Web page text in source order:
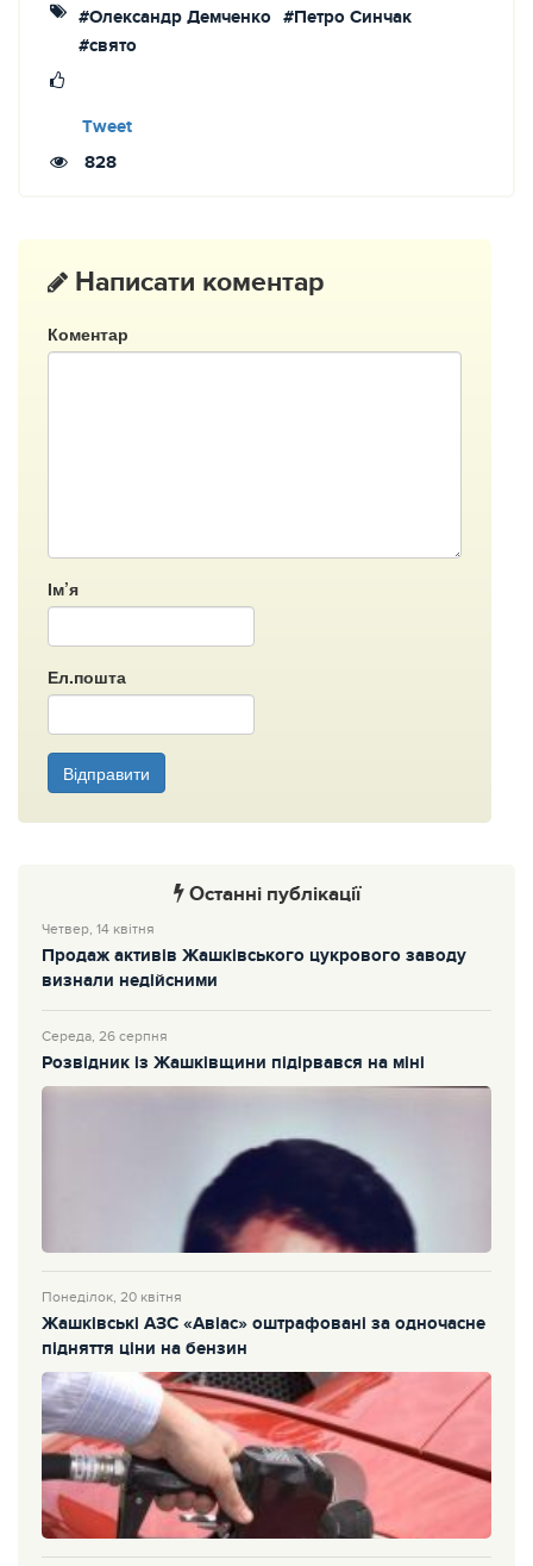
#Олександр Демченко
#Петро Синчак
#свято
Tweet
828
Написати коментар
Коментар
Ім’я
Ел.пошта
Відправити
Останні публікації
Четвер, 14 квітня
Продаж активів Жашківського цукрового заводу
визнали недійсними
Середа, 26 серпня
Розвідник із Жашківщини підірвався на міні
Понеділок, 20 квітня
Жашківські АЗС «Авіас» оштрафовані за одночасне
підняття ціни на бензин